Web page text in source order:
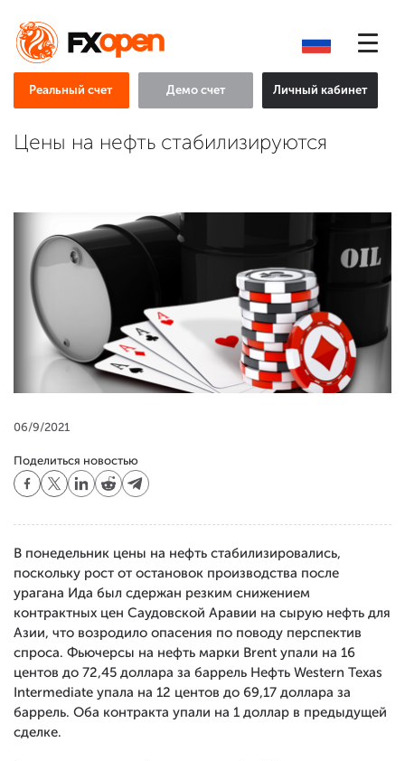
Реальный счет Демо счет Личный кабинет
Цены на нефть стабилизируются
06/9/2021
Поделиться новостью
В понедельник цены на нефть стабилизировались,
поскольку рост от остановок производства после
урагана Ида был сдержан резким снижением
контрактных цен Саудовской Аравии на сырую нефть для
Азии, что возродило опасения по поводу перспектив
спроса. Фьючерсы на нефть марки Brent упали на 16
центов до 72,45 доллара за баррель Нефть Western Texas
Intermediate упала на 12 центов до 69,17 доллара за
баррель. Оба контракта упали на 1 доллар в предыдущей
сделке.